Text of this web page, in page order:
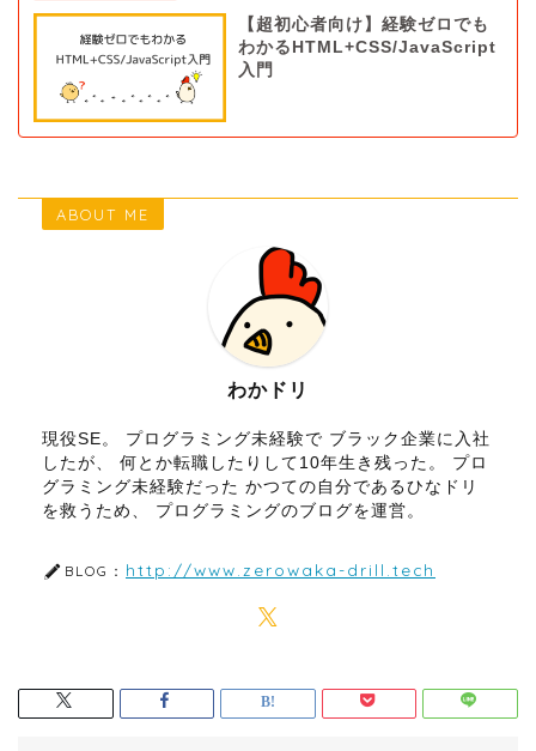
【超初心者向け】経験ゼロでも
わかるHTML+CSS/JavaScript
入門
ABOUT ME
わかドリ
現役SE。 プログラミング未経験で ブラック企業に入社
したが、 何とか転職したりして10年生き残った。 プロ
グラミング未経験だった かつての自分であるひなドリ
を救うため、 プログラミングのブログを運営。
BLOG： http://www.zerowaka-drill.tech